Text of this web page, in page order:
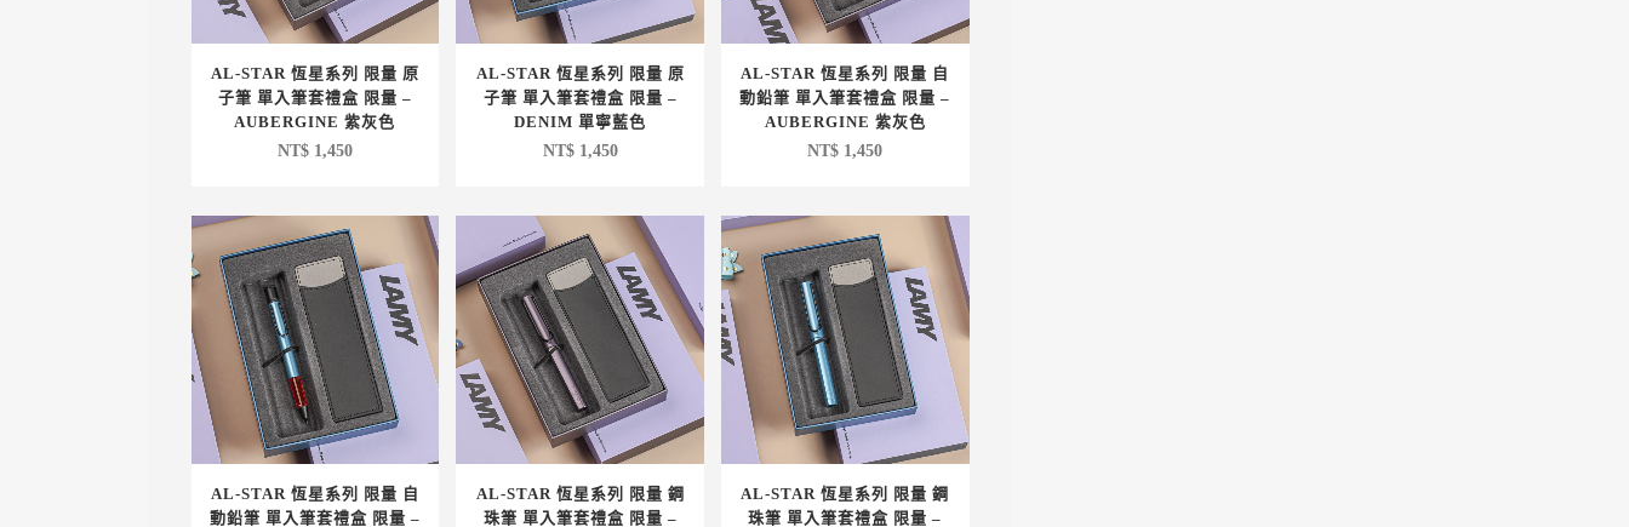
AL-STAR 恆星系列 限量 原
子筆 單入筆套禮盒 限量 –
AUBERGINE 紫灰色
NT$1,450
AL-STAR 恆星系列 限量 原
子筆 單入筆套禮盒 限量 –
DENIM 單寧藍色
NT$1,450
AL-STAR 恆星系列 限量 自
動鉛筆 單入筆套禮盒 限量 –
AUBERGINE 紫灰色
NT$ 1,450
AL-STAR 恆星系列 限量 自
動鉛筆 單入筆套禮盒 限量 –
AL-STAR 恆星系列 限量 鋼
珠筆 單入筆套禮盒 限量 –
AL-STAR 恆星系列 限量 鋼
珠筆 單入筆套禮盒 限量 –